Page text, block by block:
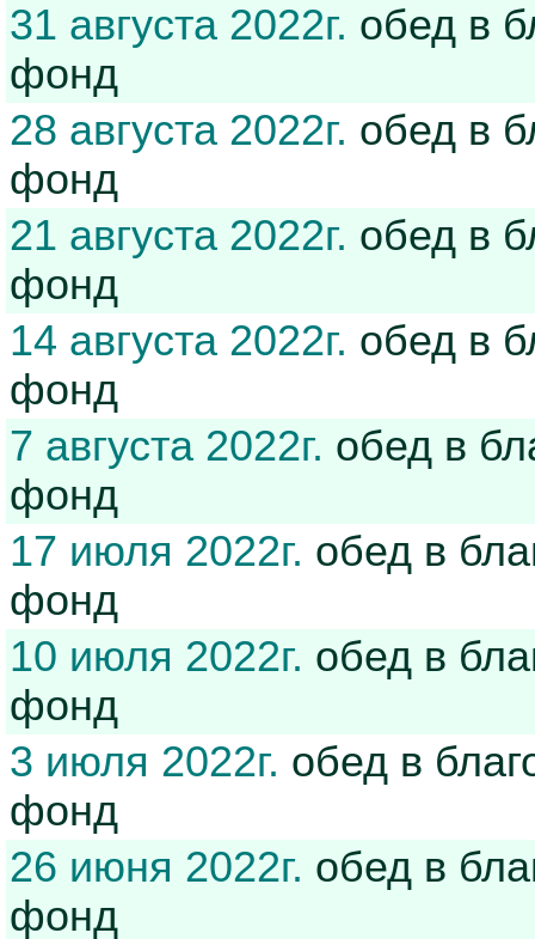
31 августа 2022г. обед в
фонд
28 августа 2022г. обед в
фонд
21 августа 2022г. обед в
фонд
14 августа 2022г. обед в
фонд
7 августа 2022г. обед в
фонд
17 июля 2022г. обед в
фонд
10 июля 2022г. обед в
фонд
3 июля 2022г. обед в
фонд
26 июня 2022г. обед в
фонд